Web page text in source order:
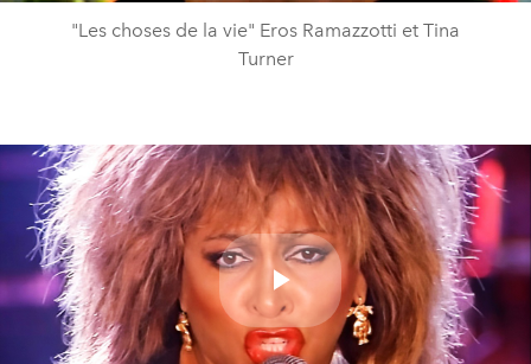
"Les choses de la vie" Eros Ramazzotti et Tina
Turner
Play